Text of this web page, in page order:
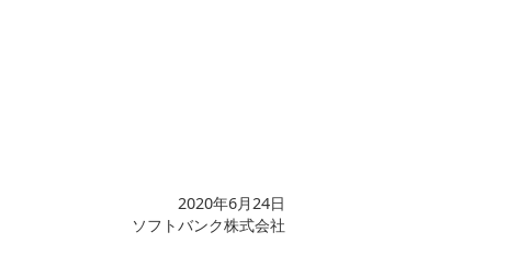
2020年6月24日
ソフトバンク株式会社